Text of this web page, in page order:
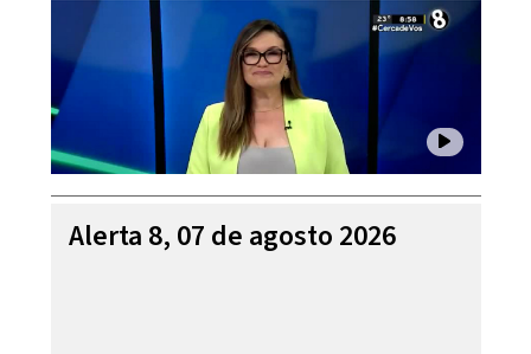
Alerta 8, 07 de agosto 2026